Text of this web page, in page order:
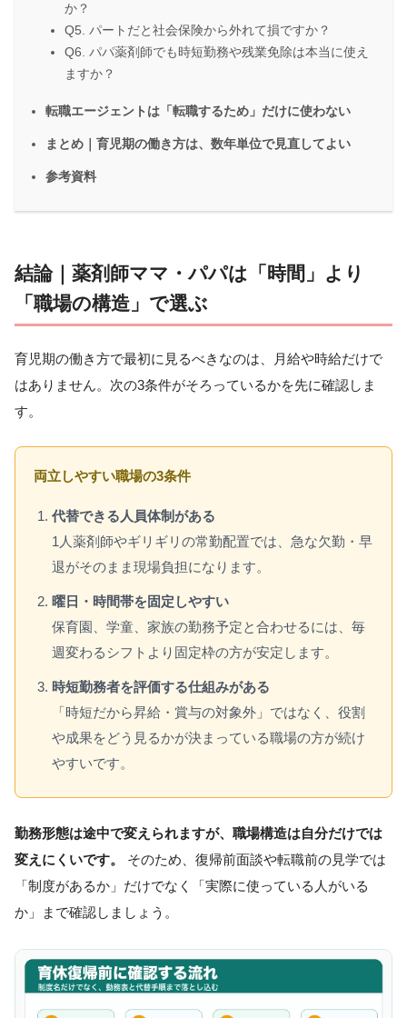
か？
Q5. パートだと社会保険から外れて損ですか？
Q6. パパ薬剤師でも時短勤務や残業免除は本当に使え
ますか？
転職エージェントは「転職するため」だけに使わない
まとめ｜育児期の働き方は、数年単位で見直してよい
参考資料
結論｜薬剤師ママ・パパは「時間」より
「職場の構造」で選ぶ
育児期の働き方で最初に見るべきなのは、月給や時給だけで
はありません。次の3条件がそろっているかを先に確認しま
す。
両立しやすい職場の3条件
代替できる人員体制がある
1人薬剤師やギリギリの常勤配置では、急な欠勤・早
退がそのまま現場負担になります。
曜日・時間帯を固定しやすい
保育園、学童、家族の勤務予定と合わせるには、毎
週変わるシフトより固定枠の方が安定します。
時短勤務者を評価する仕組みがある
「時短だから昇給・賞与の対象外」ではなく、役割
や成果をどう見るかが決まっている職場の方が続け
やすいです。
勤務形態は途中で変えられますが、職場構造は自分だけでは
変えにくいです。
そのため、復帰前面談や転職前の見学では
「制度があるか」だけでなく「実際に使っている人がいる
か」まで確認しましょう。